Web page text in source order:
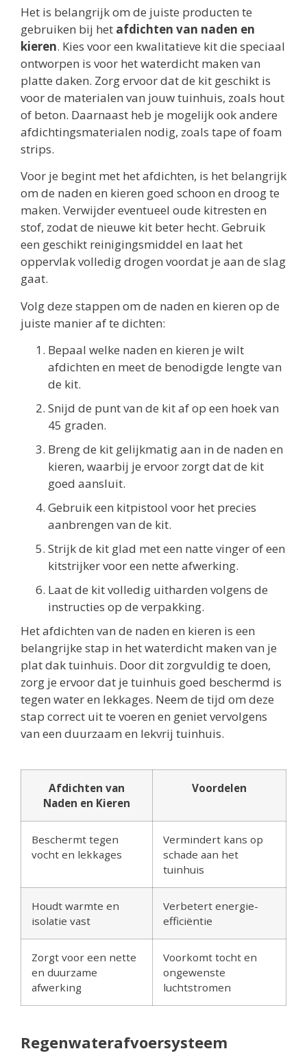
Het is belangrijk om de juiste producten te
gebruiken bij het afdichten van naden en
kieren. Kies voor een kwalitatieve kit die speciaal
ontworpen is voor het waterdicht maken van
platte daken. Zorg ervoor dat de kit geschikt is
voor de materialen van jouw tuinhuis, zoals hout
of beton. Daarnaast heb je mogelijk ook andere
afdichtingsmaterialen nodig, zoals tape of foam
strips.
Voor je begint met het afdichten, is het belangrijk
om de naden en kieren goed schoon en droog te
maken. Verwijder eventueel oude kitresten en
stof, zodat de nieuwe kit beter hecht. Gebruik
een geschikt reinigingsmiddel en laat het
oppervlak volledig drogen voordat je aan de slag
gaat.
Volg deze stappen om de naden en kieren op de
juiste manier af te dichten:
Bepaal welke naden en kieren je wilt
afdichten en meet de benodigde lengte van
de kit.
Snijd de punt van de kit af op een hoek van
45 graden.
Breng de kit gelijkmatig aan in de naden en
kieren, waarbij je ervoor zorgt dat de kit
goed aansluit.
Gebruik een kitpistool voor het precies
aanbrengen van de kit.
Strijk de kit glad met een natte vinger of een
kitstrijker voor een nette afwerking.
Laat de kit volledig uitharden volgens de
instructies op de verpakking.
Het afdichten van de naden en kieren is een
belangrijke stap in het waterdicht maken van je
plat dak tuinhuis. Door dit zorgvuldig te doen,
zorg je ervoor dat je tuinhuis goed beschermd is
tegen water en lekkages. Neem de tijd om deze
stap correct uit te voeren en geniet vervolgens
van een duurzaam en lekvrij tuinhuis.
Afdichten van
Naden en Kieren
Voordelen
Beschermt tegen
vocht en lekkages
Vermindert kans op
schade aan het
tuinhuis
Houdt warmte en
isolatie vast
Verbetert energie-
efficiëntie
Zorgt voor een nette
en duurzame
afwerking
Voorkomt tocht en
ongewenste
luchtstromen
Regenwaterafvoersysteem